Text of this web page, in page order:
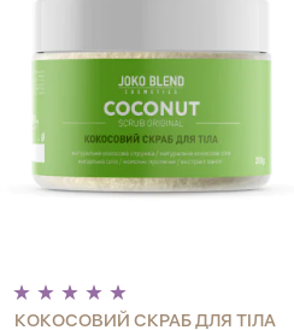
КОКОСОВИЙ СКРАБ ДЛЯ ТІЛА